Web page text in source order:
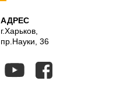
АДРЕС
г.Харьков,
пр.Науки, 36